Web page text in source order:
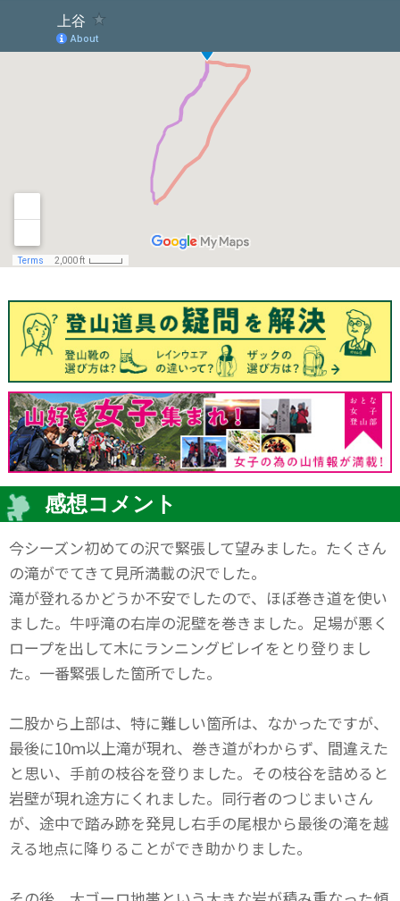
感想コメント
今シーズン初めての沢で緊張して望みました。たくさん
の滝がでてきて見所満載の沢でした。
滝が登れるかどうか不安でしたので、ほぼ巻き道を使い
ました。牛呼滝の右岸の泥壁を巻きました。足場が悪く
ロープを出して木にランニングビレイをとり登りまし
た。一番緊張した箇所でした。
二股から上部は、特に難しい箇所は、なかったですが、
最後に10ｍ以上滝が現れ、巻き道がわからず、間違えた
と思い、手前の枝谷を登りました。その枝谷を詰めると
岩壁が現れ途方にくれました。同行者のつじまいさん
が、途中で踏み跡を発見し右手の尾根から最後の滝を越
える地点に降りることができ助かりました。